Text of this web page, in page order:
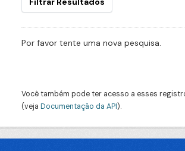
Por favor tente uma nova pesquisa.
Você também pode ter acesso a esses
(veja Documentação da API).